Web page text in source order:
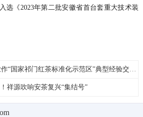
选《2023年第二批安徽省首台套重大技术装
上一篇：天之红茶业作“国家祁门红茶标准化示范区”典型经验交流报告
祥源吹响安茶复兴“集结号”